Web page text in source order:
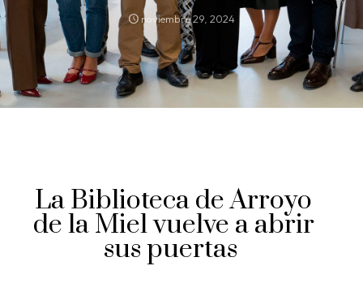
noviembre 29, 2024
La Biblioteca de Arroyo
de la Miel vuelve a abrir
sus puertas